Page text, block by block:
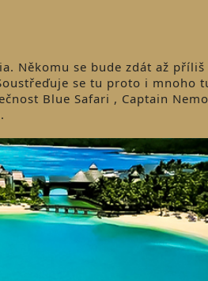
Někomu se bude zdát až
se tu proto i mnoho
Blue Safari , Captain